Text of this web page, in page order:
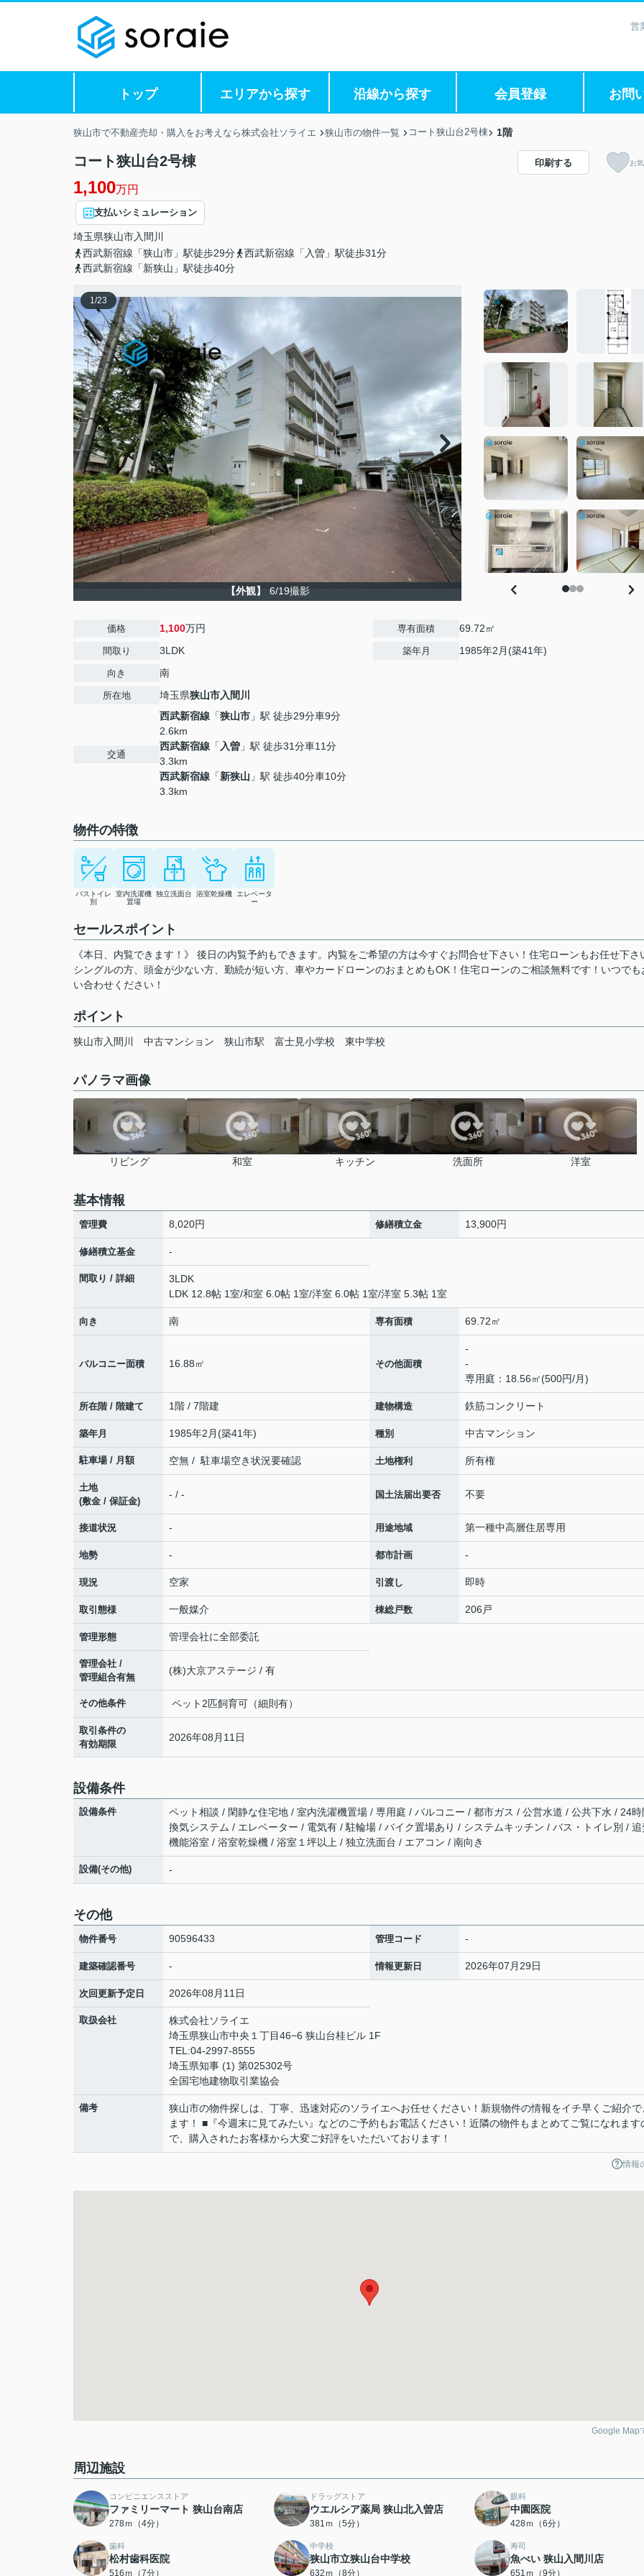
営
トップ エリアから探す 沿線から探す 会員登録 お問
狭山市で不動産売却・購入をお考えなら株式会社ソライエ 狭山市の物件一覧 コート狭山台2号棟 1階
コート狭山台2号棟
1,100万円
支払いシミュレーション
埼玉県狭山市入間川
西武新宿線「狭山市」駅徒歩29分
西武新宿線「入曽」駅徒歩31分
西武新宿線「新狭山」駅徒歩40分
印刷する お
1/23
【外観】 6/19撮影
価格 1,100万円
間取り 3LDK
向き 南
所在地 埼玉県狭山市入間川
交通
西武新宿線 「狭山市 」駅 徒歩29分車9分
2.6km
西武新宿線 「 入曽 」駅 徒歩31分車11分
3.3km
西武新宿線 「新狭山 」駅 徒歩40分車10分
3.3km
専有面積 69.72㎡
築年月 1985年2月(築41年)
物件の特徴
バストイレ
別
室内洗濯機
置場
独立洗面台 浴室乾燥機
エレベータ
ー
セールスポイント
《本日、内覧できます！》 後日の内覧予約もできます。内覧をご希望の方は今すぐお問合せ下さい！住宅ローンもお任せ下さ
シングルの方、頭金が少ない方、勤続が短い方、車やカードローンのおまとめもOK！住宅ローンのご相談無料です！いつでも
い合わせください！
ポイント
狭山市入間川 中古マンション 狭山市駅 富士見小学校 東中学校
パノラマ画像
リビング 和室 キッチン 洗面所 洋室
基本情報
管理費 8,020円 修繕積立金 13,900円
修繕積立基金 -
間取り / 詳細
3LDK
LDK 12.8帖 1室/和室 6.0帖 1室/洋室 6.0帖 1室/洋室 5.3帖 1室
向き 南 専有面積 69.72㎡
バルコニー面積 16.88㎡ その他面積
-
-
専用庭：18.56㎡(500円/月)
所在階 / 階建て 1階 / 7階建 建物構造 鉄筋コンクリート
築年月 1985年2月(築41年) 種別 中古マンション
駐車場 / 月額 空無 / 駐車場空き状況要確認 土地権利 所有権
土地
(敷金 / 保証金)
- / - 国土法届出要否 不要
接道状況 - 用途地域 第一種中高層住居専用
地勢 - 都市計画 -
現況 空家 引渡し 即時
取引態様 一般媒介 棟総戸数 206戸
管理形態 管理会社に全部委託
管理会社 /
管理組合有無
(株)大京アステージ / 有
その他条件 ペット2匹飼育可（細則有）
取引条件の
有効期限
2026年08月11日
設備条件
設備条件
ペット相談 / 閑静な住宅地 / 室内洗濯機置場 / 専用庭 / バルコニー / 都市ガス / 公営水道 / 公共下水 / 24時
換気システム / エレベーター / 電気有 / 駐輪場 / バイク置場あり / システムキッチン / バス・トイレ別 / 追
機能浴室 / 浴室乾燥機 / 浴室１坪以上 / 独立洗面台 / エアコン / 南向き
設備(その他) -
その他
物件番号 90596433 管理コード -
建築確認番号 - 情報更新日 2026年07月29日
次回更新予定日 2026年08月11日
取扱会社
株式会社ソライエ
埼玉県狭山市中央１丁目46−6 狭山台桂ビル 1F
TEL:04-2997-8555
埼玉県知事 (1) 第025302号
全国宅地建物取引業協会
備考
狭山市の物件探しは、丁寧、迅速対応のソライエへお任せください！新規物件の情報をイチ早くご紹介で
ます！ ■『今週末に見てみたい』などのご予約もお電話ください！近隣の物件もまとめてご覧になれます
で、購入されたお客様から大変ご好評をいただいております！
情報
Google Map
周辺施設
コンビニエンスストア
ファミリーマート 狭山台南店
278ｍ（4分）
ドラッグストア
ウエルシア薬局 狭山北入曽店
381ｍ（5分）
眼科
中園医院
428ｍ（6分）
歯科
松村歯科医院
516ｍ（7分）
中学校
狭山市立狭山台中学校
632ｍ（8分）
寿司
魚べい 狭山入間川店
651ｍ（9分）